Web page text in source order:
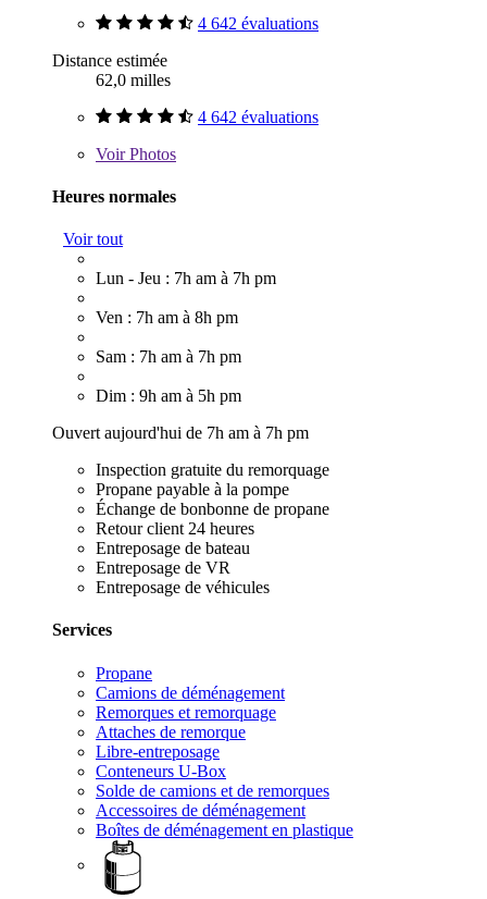
4 642 évaluations
Distance estimée
62,0 milles
4 642 évaluations
VoirPhotos
Heures normales
Voir tout
Lun - Jeu : 7h am à 7h pm
Ven : 7h am à 8h pm
Sam : 7h am à 7h pm
Dim : 9h am à 5h pm
Ouvert aujourd'hui de 7h am à 7h pm
Inspection gratuite du remorquage
Propane payable à la pompe
Échange de bonbonne de propane
Retour client 24 heures
Entreposage de bateau
Entreposage de VR
Entreposage de véhicules
Services
Propane
Camions de déménagement
Remorques et remorquage
Attaches de remorque
Libre-entreposage
Conteneurs U-Box
Solde de camions et de remorques
Accessoires de déménagement
Boîtes de déménagement en plastique